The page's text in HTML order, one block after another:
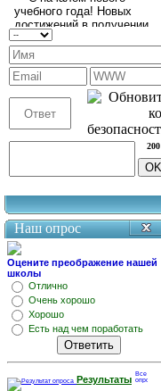
200
Наш опрос
Оцените преображение нашей
школы
Отлично
Очень хорошо
Хорошо
Есть над чем поработать
Результаты